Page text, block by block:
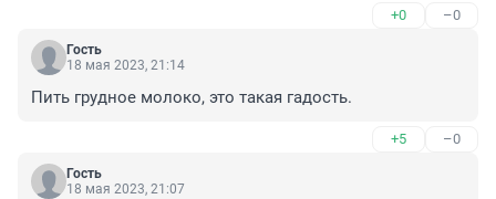
+0 –0
Гость
18 мая 2023, 21:14
Пить грудное молоко, это такая гадость.
+5 –0
Гость
18 мая 2023, 21:07